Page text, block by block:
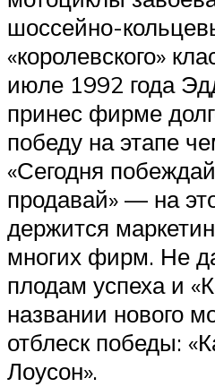
шоссейно-
«королевского»
июле 1992 года
принес фирме
победу на этапе
«Сегодня
продавай» — на
держится
многих фирм. Не
плодам успеха и
названии нового
отблеск победы:
Лоусон».